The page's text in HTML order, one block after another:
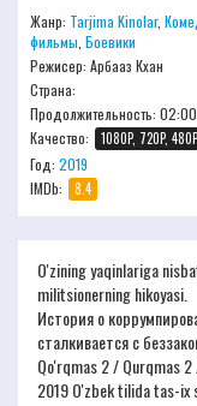
Жанр: Tarjima Kinolar,
фильмы Боевики
Режисер: Арбааз Кхан
Страна:
Продолжительность: 02:00
Качество:
1080P, 720P, 480P
Год: 2019
IMDb:
8.4
O'zining yaqinlariga
militsionerning hikoyasi.
История о
сталкивается с
Qo'rqmas 2 / Qurqmas
2019 O'zbek tilida tas-ix